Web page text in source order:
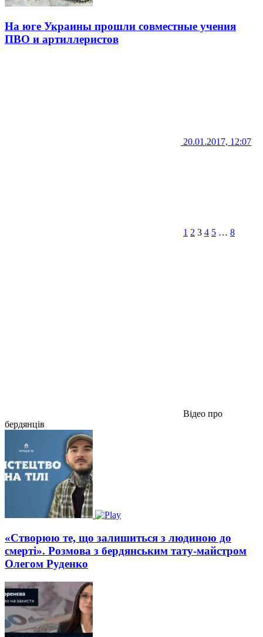
На юге Украины прошли совместные учения
ПВО и артиллеристов
20.01.2017, 12:07
1 2 3 4 5 … 8
Відео про
бердянців
«Створюю те, що залишиться з людиною до
смерті». Розмова з бердянським тату-майстром
Олегом Руденко